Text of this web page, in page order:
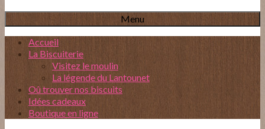
Menu
Accueil
La Biscuiterie
Visitez le moulin
La légende du Lantounet
Oû trouver nos biscuits
Idées cadeaux
Boutique en ligne